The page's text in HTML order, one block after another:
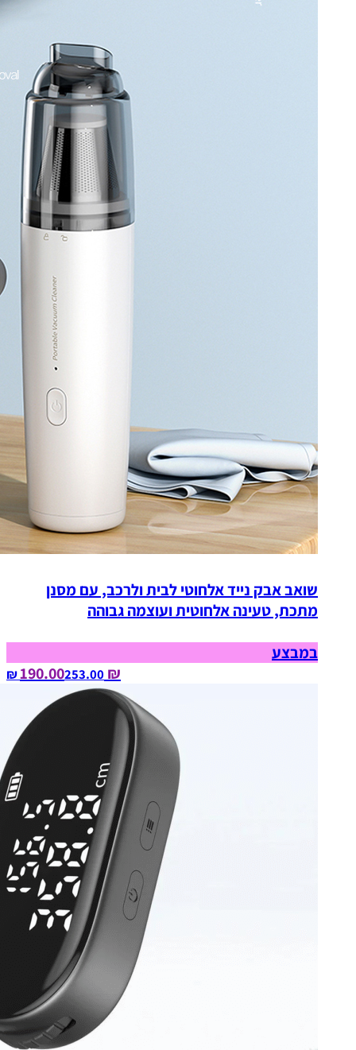
שואב אבק נייד אלחוטי לבית ולרכב, עם מסנן
מתכת, טעינה אלחוטית ועוצמה גבוהה
במבצע
₪ 190.00
253.00‏ ₪